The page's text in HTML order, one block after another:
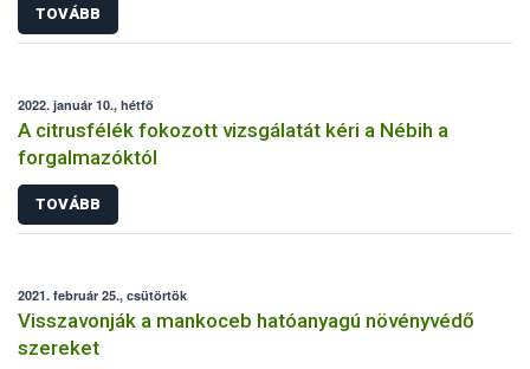
TOVÁBB
2022. január 10., hétfő
A citrusfélék fokozott vizsgálatát kéri a Nébih a
forgalmazóktól
TOVÁBB
2021. február 25., csütörtök
Visszavonják a mankoceb hatóanyagú növényvédő
szereket